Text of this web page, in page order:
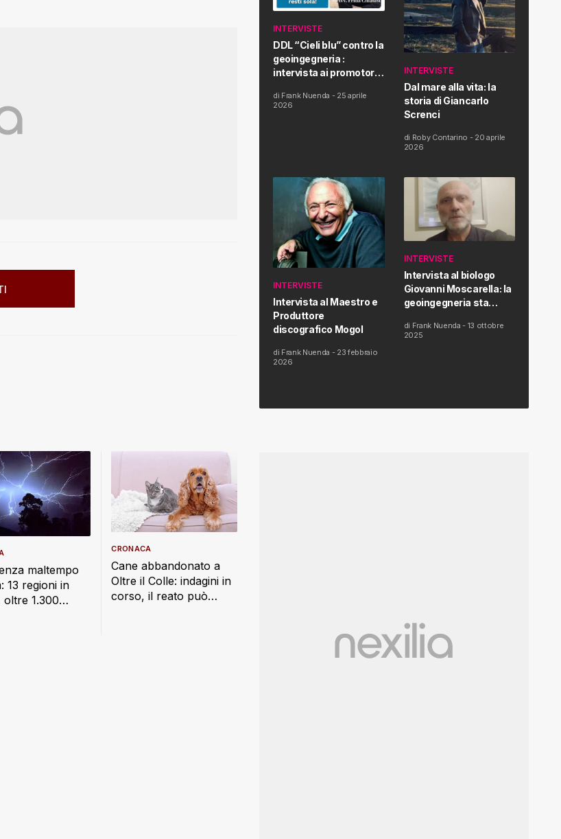
maltempo
13 regioni in
oltre 1.300
Cane abbandonato a
Oltre il Colle: indagini in
corso, il reato può
CRONACA
INTERVISTE
DDL “Cieli blu” contro la
geoingegneria :
intervista ai promotori
Proposta di Legge
di Frank Nuenda - 25 aprile
2026
INTERVISTE
Dal mare alla vita: la
storia di Giancarlo
Screnci
di Roby Contarino - 20 aprile
2026
INTERVISTE
Intervista al Maestro e
Produttore
discografico Mogol
di Frank Nuenda - 23 febbraio
2026
INTERVISTE
Intervista al biologo
Giovanni Moscarella: la
geoingegneria sta
salute dell’uomo
di Frank Nuenda - 13 ottobre
2025